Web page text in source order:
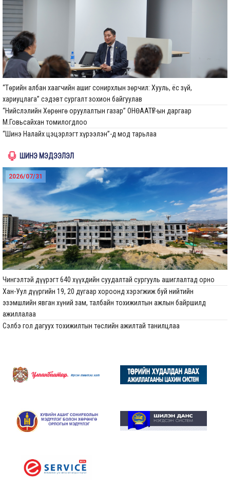
“Төрийн албан хаагчийн ашиг сонирхлын зөрчил: Хууль, ёс зүй,
хариуцлага” сэдэвт сургалт зохион байгуулав
“Нийслэлийн Хөрөнгө оруулалтын газар” ОНӨААТҮГ-ын даргаар
М.Говьсайхан томилогдлоо
“Шинэ Налайх цэцэрлэгт хүрээлэн”-д мод тарьлаа
ШИНЭ МЭДЭЭЛЭЛ
2026/07/31
Чингэлтэй дүүрэгт 640 хүүхдийн суудалтай сургууль ашиглалтад орно
Хан-Уул дүүргийн 19, 20 дугаар хороонд хэрэгжиж буй нийтийн
эзэмшлийн явган хүний зам, талбайн тохижилтын ажлын байршилд
ажиллалаа
Сэлбэ гол дагуух тохижилтын төслийн ажилтай танилцлаа